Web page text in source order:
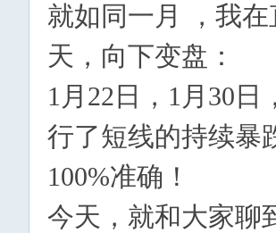
就如同一月 ，我
天，向下变盘：
1月22日，1月30
行了短线的持续暴
100%准确！
今天，就和大家聊